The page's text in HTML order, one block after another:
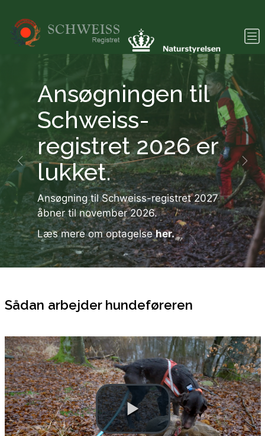
Ansøgningen til
Schweiss-
registret 2026 er
lukket.
Ansøgning til Schweiss-registret 2027
åbner til november 2026.
Læs mere om optagelseher.
Forrige
Sådan arbejder hundeføreren